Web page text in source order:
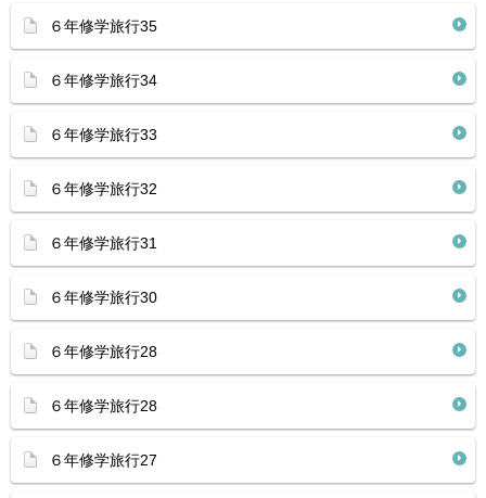
６年修学旅行35
６年修学旅行34
６年修学旅行33
６年修学旅行32
６年修学旅行31
６年修学旅行30
６年修学旅行28
６年修学旅行28
６年修学旅行27